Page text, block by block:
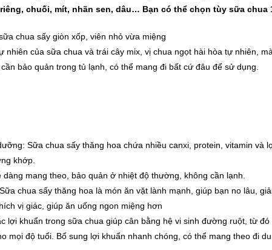
chuối, mít, nhãn sen, dâu… Bạn có thể chọn tùy sữa
chua sấy giòn xốp, viên nhỏ vừa miệng
nhiên của sữa chua và trái cây mix, vị chua ngọt hài hòa tự nhiên,
bảo quản trong tủ lạnh, có thể mang đi bất cứ đâu để sử dụng.
Sữa chua sấy thăng hoa chứa nhiều canxi, protein, vitamin
khớp.
dàng mang theo, bảo quản ở nhiệt độ thường, không cần lạnh.
chua sấy thăng hoa là món ăn vặt lành mạnh, giúp bạn no lâu,
vị giác, giúp ăn uống ngon miệng hơn
lợi khuẩn trong sữa chua giúp cân bằng hệ vi sinh đường ruột, từ
mọi độ tuổi. Bổ sung lợi khuẩn nhanh chóng, có thể mang theo đi